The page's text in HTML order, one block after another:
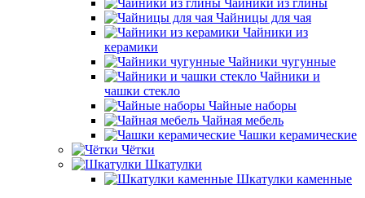
Чайницы для чая
Чайники из
керамики
Чайники чугунные
Чайники и
чашки стекло
Чайные наборы
Чайная мебель
Чашки керамические
Чётки
Шкатулки
Шкатулки каменные